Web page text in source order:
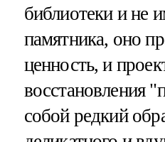
библиотеки и не
памятника, оно
ценность, и
восстановления
собой редкий